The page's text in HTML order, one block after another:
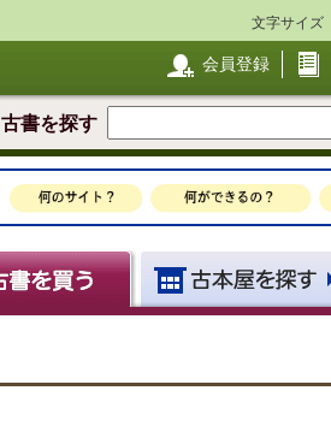
文字サイズ
会員登録
古書を探す